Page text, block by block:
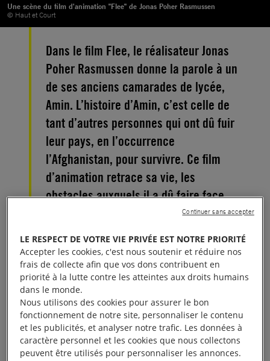
Une scène du film d'animation "Flee" de Jonas Poher Rasmussen
© Haut et Court
Dans le film Flee, le réalisateur Jonas
Poher Rasmussen donne la parole à un
de ses anciens camarades de lycée,
Amin. L’histoire d’Amin, c’est celle de
tant d’autres personnes qui ont dû fuir
leur pays, en l’occurrence
l’Afghanistan, pour survivre. Ce film
d’animation retrace sa vie, les
obstacles auxquels il a dû faire face,
son voyage d’exil et son coming out,
avec intimité et poésie.
LE RESPECT DE VOTRE VIE PRIVÉE EST NOTRE PRIORITÉ
Accepter les cookies, c'est nous soutenir et réduire nos
frais de collecte afin que vos dons contribuent en
priorité à la lutte contre les atteintes aux droits humains
dans le monde.
Nous utilisons des cookies pour assurer le bon
fonctionnement de notre site, personnaliser le contenu
et les publicités, et analyser notre trafic. Les données à
caractère personnel et les cookies que nous collectons
peuvent être utilisés pour personnaliser les annonces.
Continuer sans accepter